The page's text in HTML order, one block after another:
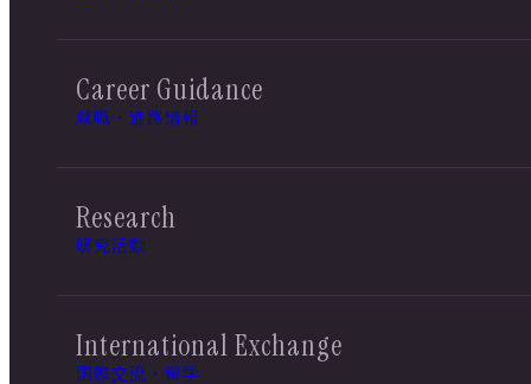
Career Guidance
就職・進路情報
Research
研究活動
International Exchange
国際交流・留学